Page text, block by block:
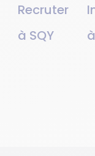
Recruter
à SQY